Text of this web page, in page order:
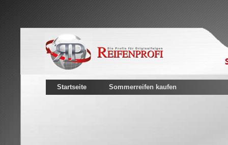
Startseite Sommerreifen kaufen